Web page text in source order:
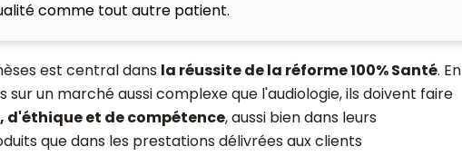
comme tout autre patient.
est central dans la réussite de la réforme 100% Santé. En
un marché aussi complexe que l'audiologie, ils doivent faire
d'éthique et de compétence, aussi bien dans leurs
que dans les prestations délivrées aux clients